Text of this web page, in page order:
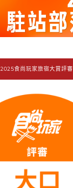
2025食尚玩家旅宿大賞評審